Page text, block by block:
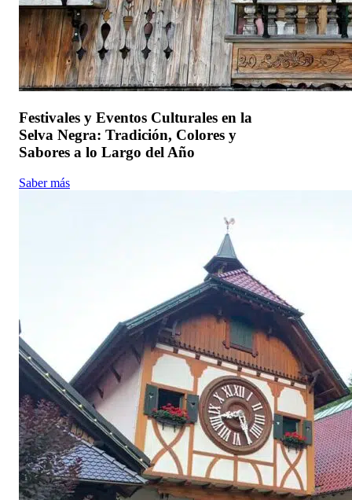
Festivales y Eventos Culturales en la
Selva Negra: Tradición, Colores y
Sabores a lo Largo del Año
Saber más